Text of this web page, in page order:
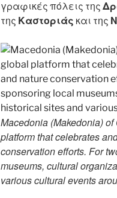
γραφικές πόλεις της
της Καστοριάς και της
Macedonia (Makedonia)
platform that celebrates
conservation efforts. For
museums, cultural
various cultural events